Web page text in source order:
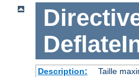
Description:
Taille